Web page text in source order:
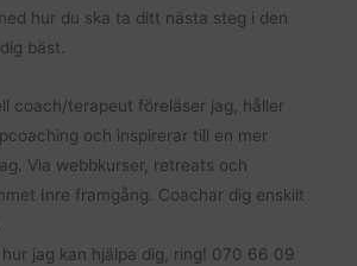
hur du ska ta ditt nästa steg i den
bäst.
coach/terapeut föreläser jag, håller
och inspirerar till en mer
Via webbkurser, retreats och
Inre framgång. Coachar dig enskilt
jag kan hjälpa dig, ring! 070 66 09